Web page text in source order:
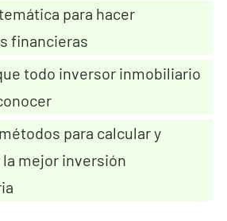
para hacer
financieras
todo inversor inmobiliario
para calcular y
mejor inversión